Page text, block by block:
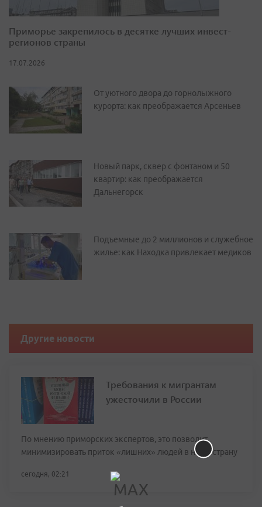
Приморье закрепилось в десятке лучших инвест-
регионов страны
17.07.2026
От уютного двора до горнолыжного
курорта: как преображается Арсеньев
Новый парк, сквер с фонтаном и 50
квартир: как преображается
Дальнегорск
Подъемные до 2 миллионов и служебное
жилье: как Находка привлекает медиков
Другие новости
Требования к мигрантам
ужесточили в России
По мнению приморских экспертов, это позволит
минимизировать приток «лишних» людей в нашу страну
сегодня, 02:21